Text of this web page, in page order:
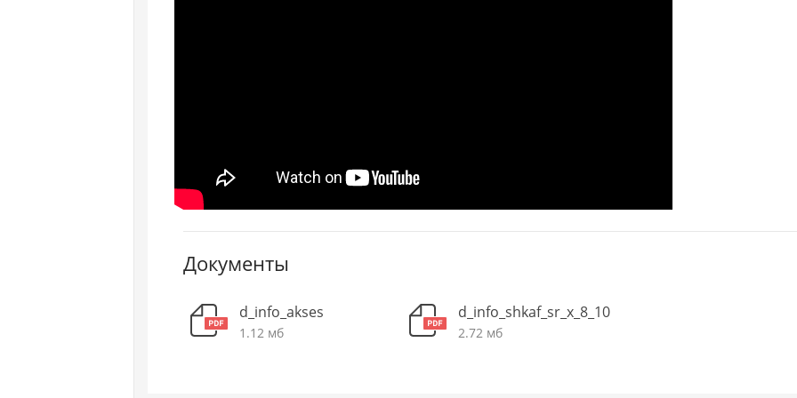
Документы
d_info_akses
1.12 мб
d_info_shkaf_sr_x_8_10
2.72 мб